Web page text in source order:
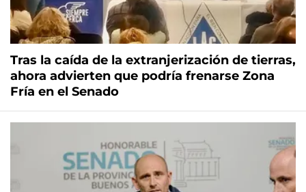
Tras la caída de la extranjerización de tierras,
ahora advierten que podría frenarse Zona
Fría en el Senado